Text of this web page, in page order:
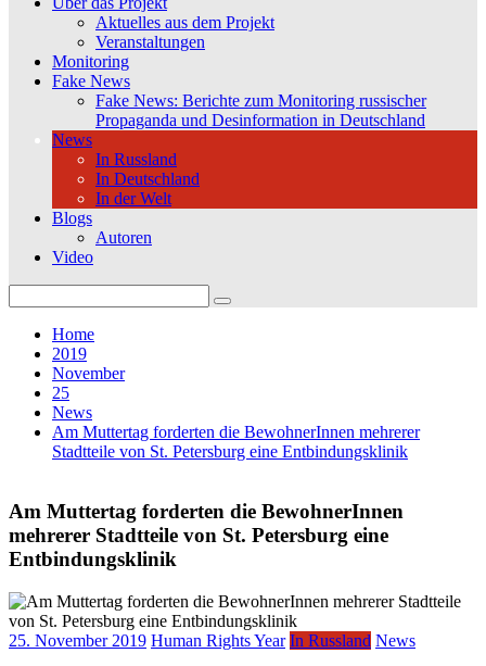
Aktuelles aus dem Projekt
Veranstaltungen
Monitoring
Fake News
Fake News: Berichte zum Monitoring russischer
Propaganda und Desinformation in Deutschland
News
In Russland
In Deutschland
In der Welt
Blogs
Autoren
Video
for:
Home
2019
November
25
News
Am Muttertag forderten die BewohnerInnen mehrerer
Stadtteile von St. Petersburg eine Entbindungsklinik
Am Muttertag forderten die BewohnerInnen
mehrerer Stadtteile von St. Petersburg eine
Entbindungsklinik
25. November 2019 Human Rights Year In Russland News